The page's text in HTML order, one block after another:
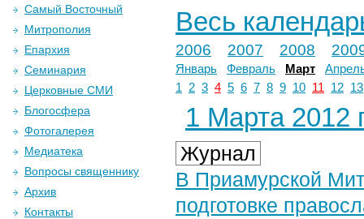
Весь
2006 2007 2008
Январь Февраль Март
1
2 3 4 5 6 7 8 9 10 11 12 13
1 Марта 2012
Журнал
В Приамурской
подготовке
Самый Восточный
Митрополия
Епархия
Семинария
Церковные СМИ
Блогосфера
Фотогалерея
Медиатека
Вопросы священнику
Архив
Контакты